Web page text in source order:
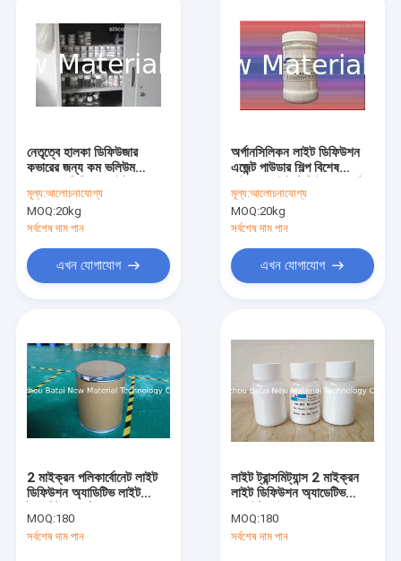
নেতৃত্বে হালকা ডিফিউজার
কভারের জন্য কম ভলিউম
ডিফিউজিং এজেন্ট
মূল্য:আলোচনাযোগ্য
MOQ:20kg
সর্বশেষ দাম পান
এখন যোগাযোগ
অর্গানসিলিকন লাইট ডিফিউশন
এজেন্ট পাউডার শিল্প বিশেষ
99%
মূল্য:আলোচনাযোগ্য
MOQ:20kg
সর্বশেষ দাম পান
এখন যোগাযোগ
2 মাইক্রন পলিকার্বোনেট লাইট
ডিফিউশন অ্যাডিটিভ লাইট
MOQ:180
সর্বশেষ দাম পান
লাইট ট্রান্সমিট্যান্স 2 মাইক্রন
লাইট ডিফিউশন অ্যাডেটিভ
MOQ:180
সর্বশেষ দাম পান